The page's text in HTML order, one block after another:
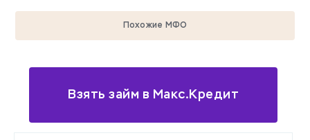
Похожие МФО
Взять займ в Макс.Кредит